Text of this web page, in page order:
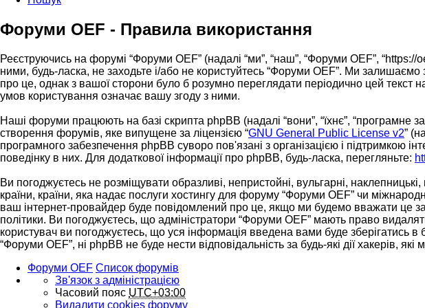
Форуми OEF - Правила використання
Реєструючись на форумі “Форуми OEF” (надалі “ми”, “наш”, “Форуми OEF”,
ними, будь-ласка, не заходьте і/або не користуйтесь “Форуми OEF”. Ми
про це, однак з вашої сторони було б розумно переглядати періодично цей
умов користування означає вашу згоду з ними.
Наші форуми працюють на базі скрипта phpBB (надалі “вони”, “їхнє”, “програмне
створення форумів, яке випущене за ліцензією “GNU General Public License v2”
програмного забезпечення phpBB суворо пов'язані з організацією і підтримкою
поведінку в них. Для додаткової інформації про phpBB, будь-ласка, перегляньте:
Ви погоджуєтесь не розміщувати образливі, непристойні, вульгарні,
країни, країни, яка надає послуги хостингу для форуму “Форуми OEF” чи
ваш інтернет-провайдер буде повідомлений про це, якщо ми будемо вважати це
політики. Ви погоджуєтесь, що адміністратори “Форуми OEF” мають право
користувач ви погоджуєтесь, що уся інформація введена вами буде зберігатись в
“Форуми OEF”, ні phpBB не буде нести відповідальність за будь-які дії хакерів,
Форуми OEF Список форумів
Зв'язок з адміністрацією
Часовий пояс UTC+03:00
Видалити cookies форуму